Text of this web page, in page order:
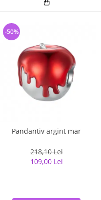
Pandantiv argint mar
218,10 Lei
109,00 Lei
-50%